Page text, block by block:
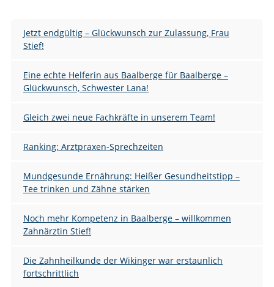
Jetzt endgültig – Glückwunsch zur Zulassung, Frau
Stief!
Eine echte Helferin aus Baalberge für Baalberge –
Glückwunsch, Schwester Lana!
Gleich zwei neue Fachkräfte in unserem Team!
Ranking: Arztpraxen-Sprechzeiten
Mundgesunde Ernährung: Heißer Gesundheitstipp –
Tee trinken und Zähne stärken
Noch mehr Kompetenz in Baalberge – willkommen
Zahnärztin Stief!
Die Zahnheilkunde der Wikinger war erstaunlich
fortschrittlich